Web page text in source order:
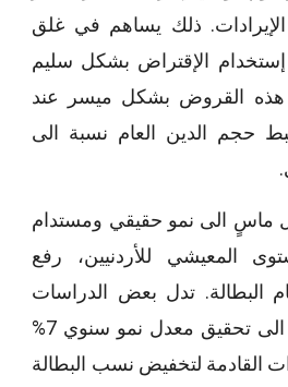
الإيرادات. ذلك يساهم في غلق
الإقتراض بشكل سليم
القروض بشكل ميسر عند
حجم الدين العام نسبة الى
ماسٍ الى نمو حقيقي ومستدام
المعيشي للأردنيين، رفع
البطالة. تدل بعض الدراسات
على أن الأردن يحتاج الى تحقيق معدل نمو سنوي 7%
القادمة لتخفيض نسب البطالة